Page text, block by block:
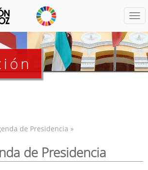
de Presidencia »
de Presidencia